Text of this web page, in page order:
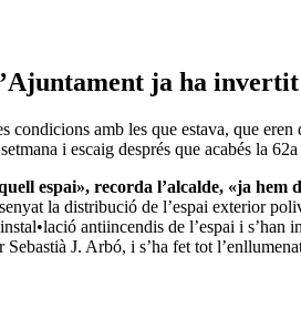
ja ha
amb les que estava, que
i escaig després que acabés la
espai», recorda l’alcalde, «ja
la distribució de l’espai exterior
antiincendis de l’espai i
J. Arbó, i s’ha fet tot